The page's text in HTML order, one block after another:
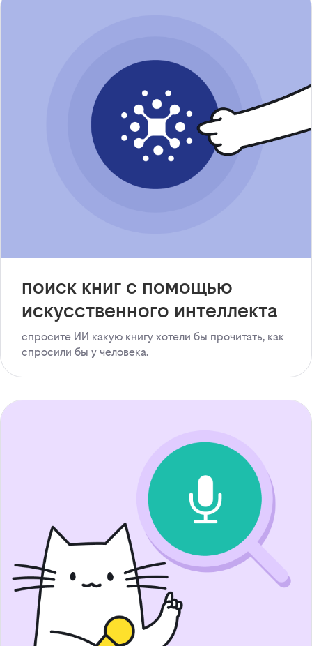
поиск книг с помощью
искусственного интеллекта
спросите ИИ какую книгу хотели бы прочитать, как
спросили бы у человека.